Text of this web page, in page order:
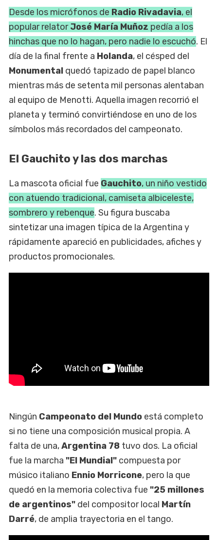
Desde los micrófonos de Radio Rivadavia, el
popular relatorJosé María Muñoz pedía a los
hinchas que no lo hagan, pero nadie lo escuchó. El
día de la final frente a Holanda, el césped del
Monumental quedó tapizado de papel blanco
mientras más de setenta mil personas alentaban
al equipo de Menotti. Aquella imagen recorrió el
planeta y terminó convirtiéndose en uno de los
símbolos más recordados del campeonato.
El Gauchito y las dos marchas
La mascota oficial fue Gauchito, un niño vestido
con atuendo tradicional, camiseta albiceleste,
sombrero y rebenque. Su figura buscaba
sintetizar una imagen típica de la Argentina y
rápidamente apareció en publicidades, afiches y
productos promocionales.
Ningún Campeonato del Mundo está completo
si no tiene una composición musical propia. A
falta de una,Argentina 78 tuvo dos. La oficial
fue la marcha "El Mundial" compuesta por
músico italiano Ennio Morricone, pero la que
quedó en la memoria colectiva fue "25 millones
de argentinos" del compositor local Martín
Darré, de amplia trayectoria en el tango.